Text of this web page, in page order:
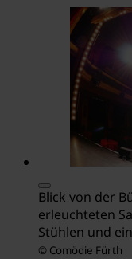
Blick von der
erleuchteten
Stühlen und
© Comödie Fürth